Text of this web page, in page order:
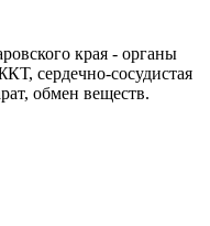
края - органы
сердечно-сосудистая
обмен веществ.